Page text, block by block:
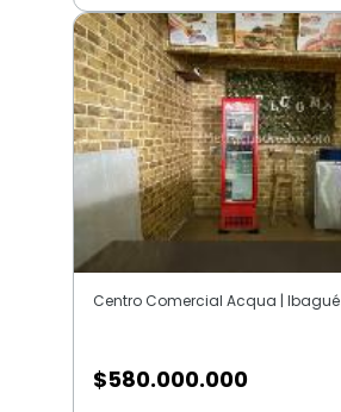
Centro Comercial Acqua | Ibagué
$580.000.000